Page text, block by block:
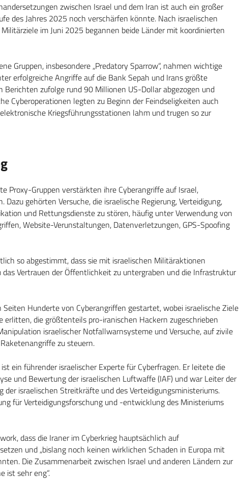
zwischen Israel und dem Iran ist auch ein großer
des Jahres 2025 noch verschärfen könnte. Nach israelischen
im Juni 2025 begannen beide Länder mit koordinierten
Gruppen, insbesondere „Predatory Sparrow“, nahmen wichtige
erfolgreiche Angriffe auf die Bank Sepah und Irans größte
Berichten zufolge rund 90 Millionen US-Dollar abgezogen und
Cyberoperationen legten zu Beginn der Feindseligkeiten auch
Kriegsführungsstationen lahm und trugen so zur
Proxy-Gruppen verstärkten ihre Cyberangriffe auf Israel,
gehörten Versuche, die israelische Regierung, Verteidigung,
und Rettungsdienste zu stören, häufig unter Verwendung von
Website-Verunstaltungen, Datenverletzungen, GPS-Spoofing
so abgestimmt, dass sie mit israelischen Militäraktionen
Vertrauen der Öffentlichkeit zu untergraben und die Infrastruktur
Hunderte von Cyberangriffen gestartet, wobei israelische Ziele
erlitten, die größtenteils pro-iranischen Hackern zugeschrieben
israelischer Notfallwarnsysteme und Versuche, auf zivile
zu steuern.
ein führender israelischer Experte für Cyberfragen. Er leitete die
und Bewertung der israelischen Luftwaffe (IAF) und war Leiter der
israelischen Streitkräfte und des Verteidigungsministeriums.
für Verteidigungsforschung und -entwicklung des Ministeriums
dass die Iraner im Cyberkrieg hauptsächlich auf
und „bislang noch keinen wirklichen Schaden in Europa mit
Die Zusammenarbeit zwischen Israel und anderen Ländern zur
ist sehr eng“.